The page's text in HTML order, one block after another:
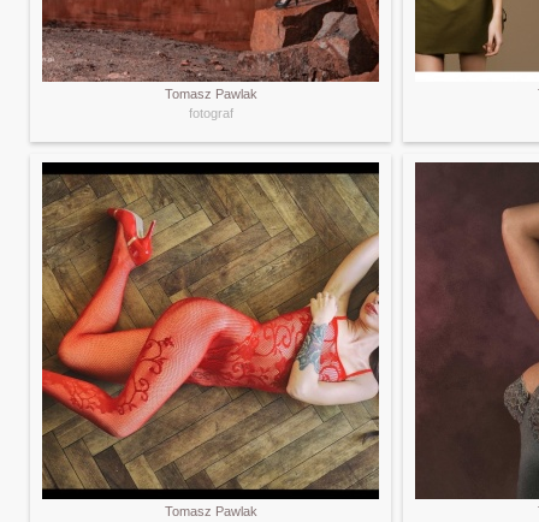
Tomasz Pawlak
fotograf
Tomasz Pawlak